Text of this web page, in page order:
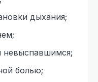
дыхания;
невыспавшимся;
болью;